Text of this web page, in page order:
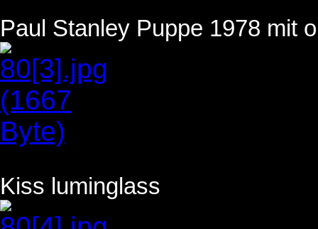
Paul Stanley Puppe 1978 mit
Kiss luminglass